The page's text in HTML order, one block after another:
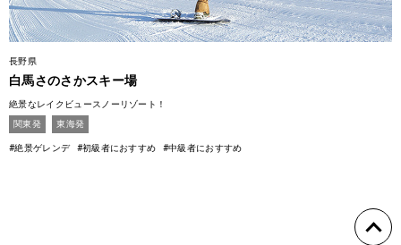
長野県
白馬さのさかスキー場
絶景なレイクビュースノーリゾート！
関東発
東海発
#絶景ゲレンデ #初級者におすすめ #中級者におすすめ